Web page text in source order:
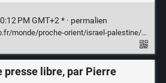
PM GMT+2 * · permalien
reporters-vont-mourir-les-journalistes-de-l-agence-france-presse-alertent-sur-l-etat-de-sante-de-leurs-collegues-dans-la-bande-de-gaza_7390948.html
presse libre, par Pierre